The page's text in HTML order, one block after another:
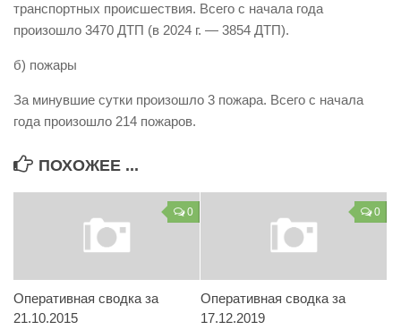
Как стать спасателем
Наша работа
Вакансии
транспортных происшествия. Всего с начала года
произошло 3470 ДТП (в 2024 г. — 3854 ДТП).
б) пожары
За минувшие сутки произошло 3 пожара. Всего с начала
года произошло 214 пожаров.
ПОХОЖЕЕ ...
0
Оперативная сводка за
21.10.2015
0
Оперативная сводка за
17.12.2019